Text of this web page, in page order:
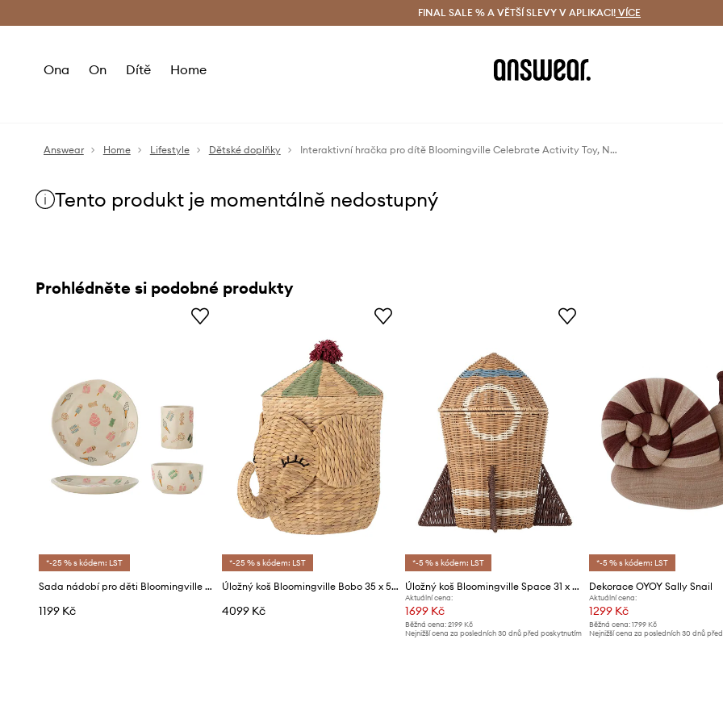
Doručení a vrácení zdarma (od 1800 Kč) Doručení i do 24 h
FINAL SALE % A VĚTŠÍ SLEVY V APLIKACI! VÍCE
Ona On Dítě Home
Answear Home Lifestyle Dětské doplňky Interaktivní hračka pro dítě Bloomingville Celebrate Activity Toy, Nature, FSC®100%
Tento produkt je momentálně nedostupný
Prohlédněte si podobné produkty
*-25 % s kódem: LST
Sada nádobí pro děti Bloomingville Nature 210 ml / 335 ml 3-pack
1199 Kč
*-25 % s kódem: LST
Úložný koš Bloomingville Bobo 35 x 50 x 35 cm
4099 Kč
*-5 % s kódem: LST
Úložný koš Bloomingville Space 31 x 35 cm
Aktuální cena:
1699 Kč
Běžná cena: 2199 Kč
Nejnižší cena za posledních 30 dnů před poskytnutím
*-5 % s kódem: LST
Dekorace OYOY Sally Snail
Aktuální cena:
1299 Kč
Běžná cena: 1799 Kč
Nejnižší cena za posledních 30 dnů